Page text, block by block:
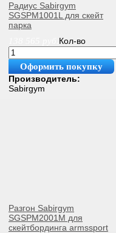
Радиус Sabirgym
SGSPM1001L для скейт
парка
Кол-во
Оформить покупку
Производитель:
Sabirgym
Разгон Sabirgym
SGSPM2001М для
скейтбординга armssport